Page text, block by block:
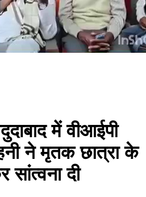
में वीआईपी
ने मृतक छात्रा के
सांत्वना दी